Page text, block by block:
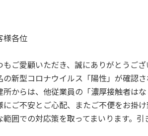
様各位
もご愛顧いただき、誠にありがとうご
の新型コロナウイルス「陽性」が確認さ
所からは、他従業員の「濃厚接触者は
にご不安とご心配、またご不便をお掛
範囲での対応策を取ってまいります。